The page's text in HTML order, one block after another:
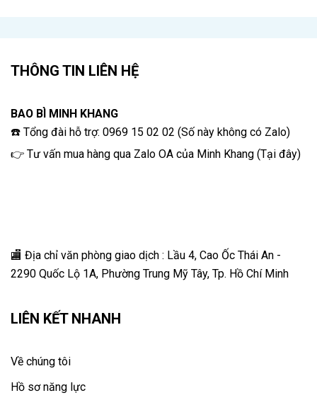
THÔNG TIN LIÊN HỆ
BAO BÌ MINH KHANG
☎️ Tổng đài hỗ trợ: 0969 15 02 02 (Số này không có Zalo)
👉 Tư vấn mua hàng qua Zalo OA của Minh Khang (Tại đây)
🏬 Địa chỉ văn phòng giao dịch : Lầu 4, Cao Ốc Thái An -
2290 Quốc Lộ 1A, Phường Trung Mỹ Tây, Tp. Hồ Chí Minh
LIÊN KẾT NHANH
Về chúng tôi
Hồ sơ năng lực